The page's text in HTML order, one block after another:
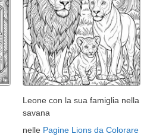
Leone con la sua famiglia nella
savana
nelle Pagine Lions da Colorare